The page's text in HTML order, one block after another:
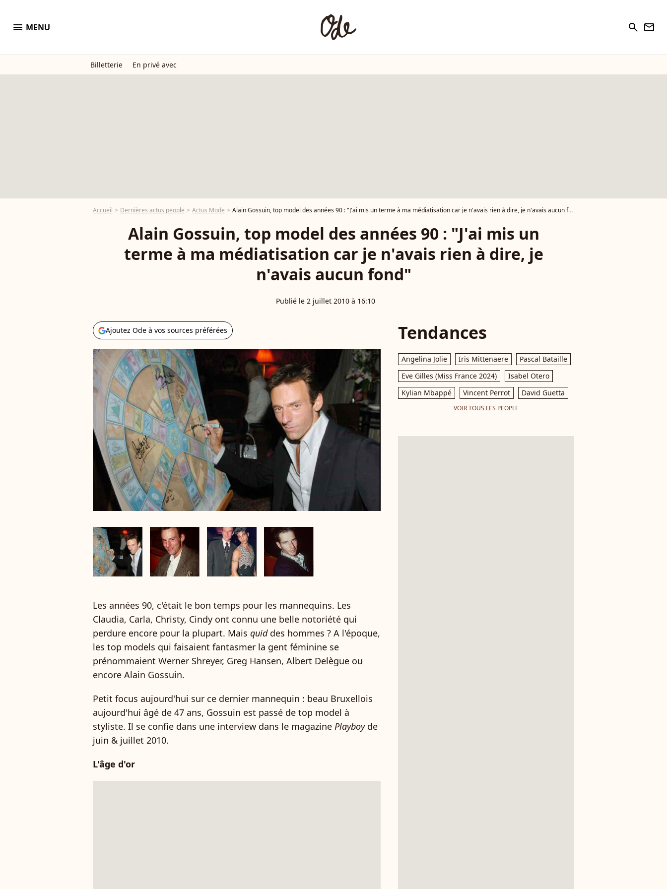
menu MENU search newsletter
Billetterie En privé avec
Accueil Dernières actus people Actus Mode Alain Gossuin, top model des années 90 : "J'ai mis un terme à ma médiatisation car je n'avais rien à dire, je n'avais aucun fond"
Alain Gossuin, top model des années 90 : "J'ai mis un
terme à ma médiatisation car je n'avais rien à dire, je
n'avais aucun fond"
Publié le 2 juillet 2010 à 16:10
Ajoutez Ode à vos sources préférées
Les années 90, c'était le bon temps pour les mannequins. Les
Claudia, Carla, Christy, Cindy ont connu une belle notoriété qui
perdure encore pour la plupart. Mais quiddes hommes ? A l'époque,
les top models qui faisaient fantasmer la gent féminine se
prénommaient Werner Shreyer, Greg Hansen, Albert Delègue ou
encore Alain Gossuin.
Petit focus aujourd'hui sur ce dernier mannequin : beau Bruxellois
aujourd'hui âgé de 47 ans, Gossuin est passé de top model à
styliste. Il se confie dans une interview dans le magazine Playboyde
juin & juillet 2010.
L'âge d'or
Tendances
Angelina Jolie Iris Mittenaere
Pascal Bataille
Eve Gilles (Miss France 2024)
Isabel Otero
Kylian Mbappé
Vincent Perrot David Guetta
VOIR TOUS LES PEOPLE